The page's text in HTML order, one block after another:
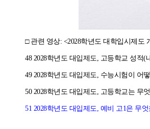
□ 관련 영상: <2028학년도 대학입시제도
48 2028학년도 대입제도, 고등학교 성적(
49 2028학년도 대입제도, 수능시험이 어
50 2028학년도 대입제도, 고등학교는 무
51 2028학년도 대입제도, 예비 고1은 무